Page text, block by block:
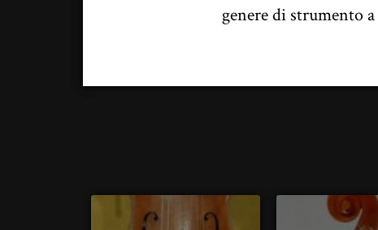
genere di strumento